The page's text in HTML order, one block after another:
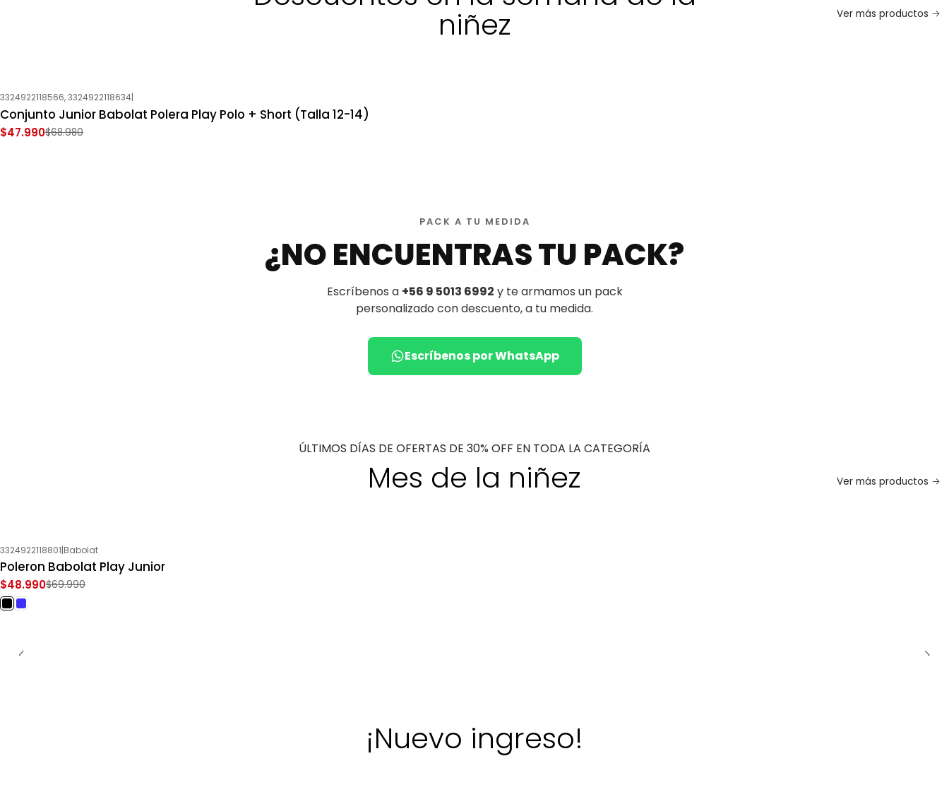
niñez Ver más productos
-30%OFF
Nuevo
3324922118566, 3324922118634|
Conjunto Junior Babolat Polera Play Polo + Short (Talla 12-14)
$47.990$68.980
PACK A TU MEDIDA
¿NO ENCUENTRAS TU PACK?
Escríbenos a +56 9 5013 6992 y te armamos un pack
personalizado con descuento, a tu medida.
Escríbenos por WhatsApp
ÚLTIMOS DÍAS DE OFERTAS DE 30% OFF EN TODA LA CATEGORÍA
Mes de la niñez Ver más productos
-30%OFF
3324922118801|Babolat
Poleron Babolat Play Junior
$48.990$69.990
¡Nuevo ingreso!